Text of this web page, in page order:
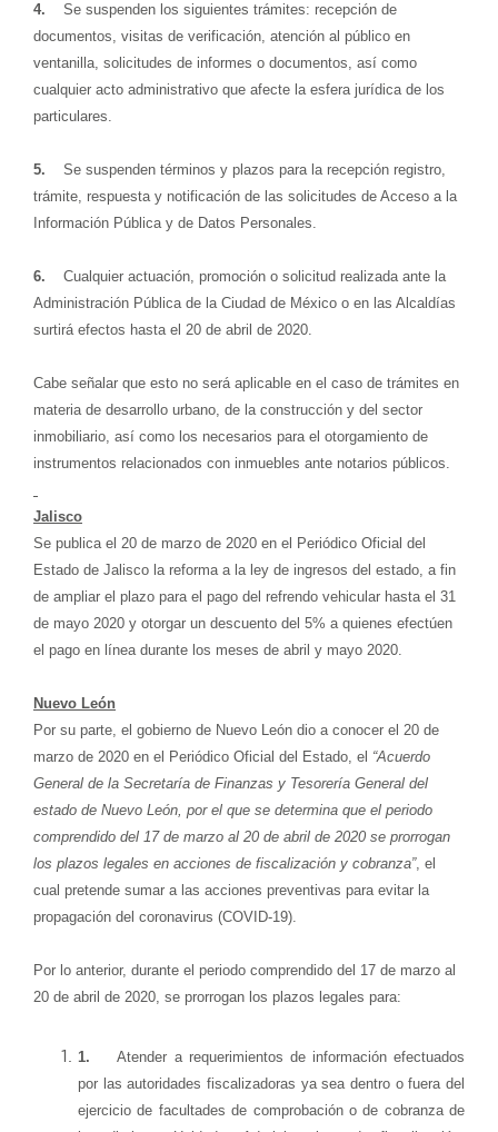
4. Se suspenden los siguientes trámites: recepción de
documentos, visitas de verificación, atención al público en
ventanilla, solicitudes de informes o documentos, así como
cualquier acto administrativo que afecte la esfera jurídica de los
particulares.
5. Se suspenden términos y plazos para la recepción registro,
trámite, respuesta y notificación de las solicitudes de Acceso a la
Información Pública y de Datos Personales.
6. Cualquier actuación, promoción o solicitud realizada ante la
Administración Pública de la Ciudad de México o en las Alcaldías
surtirá efectos hasta el 20 de abril de 2020.
Cabe señalar que esto no será aplicable en el caso de trámites en
materia de desarrollo urbano, de la construcción y del sector
inmobiliario, así como los necesarios para el otorgamiento de
instrumentos relacionados con inmuebles ante notarios públicos.
Jalisco
Se publica el 20 de marzo de 2020 en el Periódico Oficial del
Estado de Jalisco la reforma a la ley de ingresos del estado, a fin
de ampliar el plazo para el pago del refrendo vehicular hasta el 31
de mayo 2020 y otorgar un descuento del 5% a quienes efectúen
el pago en línea durante los meses de abril y mayo 2020.
Nuevo León
Por su parte, el gobierno de Nuevo León dio a conocer el 20 de
marzo de 2020 en el Periódico Oficial del Estado, el “Acuerdo
General de la Secretaría de Finanzas y Tesorería General del
estado de Nuevo León, por el que se determina que el periodo
comprendido del 17 de marzo al 20 de abril de 2020 se prorrogan
los plazos legales en acciones de fiscalización y cobranza”, el
cual pretende sumar a las acciones preventivas para evitar la
propagación del coronavirus (COVID-19).
Por lo anterior, durante el periodo comprendido del 17 de marzo al
20 de abril de 2020, se prorrogan los plazos legales para:
1.Atender a requerimientos de información efectuados
por las autoridades fiscalizadoras ya sea dentro o fuera del
ejercicio de facultades de comprobación o de cobranza de